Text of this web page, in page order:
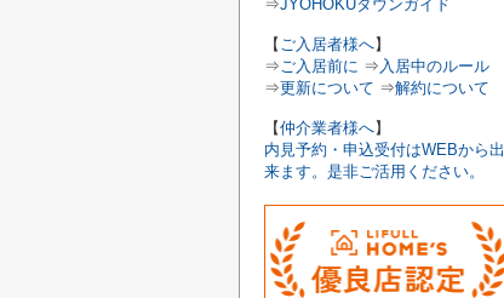
⇒JYOHOKUタウンガイド
【 ご入居者様へ】
⇒ご入居前に ⇒ 入居中のルール
⇒更新について ⇒解約について
【仲介業者様へ】
内見予約・申込受付はWEBから出
来ます。是非ご活用ください。